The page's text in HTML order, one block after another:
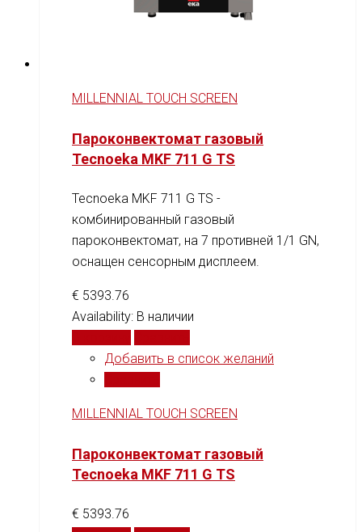
MILLENNIAL TOUCH SCREEN
Пароконвектомат газовый
Tecnoeka MKF 711 G TS
Tecnoeka MKF 711 G TS -
комбинированный газовый
пароконвектомат, на 7 противней 1/1 GN,
оснащен сенсорным дисплеем.
€ 5393.76
Availability: В наличии
Добавить в список желаний
MILLENNIAL TOUCH SCREEN
Пароконвектомат газовый
Tecnoeka MKF 711 G TS
€ 5393.76